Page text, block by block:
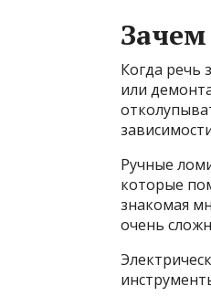
Когда речь
или
Ручные
которые
знакомая
очень